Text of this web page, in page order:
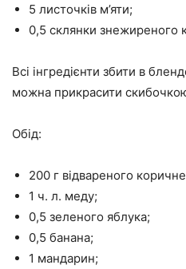
5 листочків м’яти;
0,5 склянки знежиреного
Всі інгредієнти збити в
можна прикрасити
Обід:
200 г відвареного
1 ч. л. меду;
0,5 зеленого яблука;
0,5 банана;
1 мандарин;